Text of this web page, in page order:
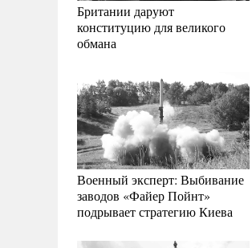
Британии даруют
конституцию для великого
обмана
Военный эксперт: Выбивание
заводов «Файер Пойнт»
подрывает стратегию Киева